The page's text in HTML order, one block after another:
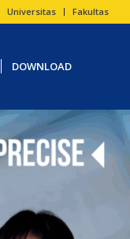
Universitas Fakultas
DOWNLOAD